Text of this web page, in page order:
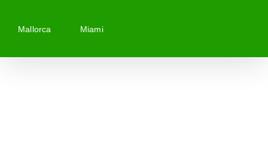
Mallorca Miami